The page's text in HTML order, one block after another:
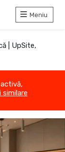
Meniu
| UpSite,